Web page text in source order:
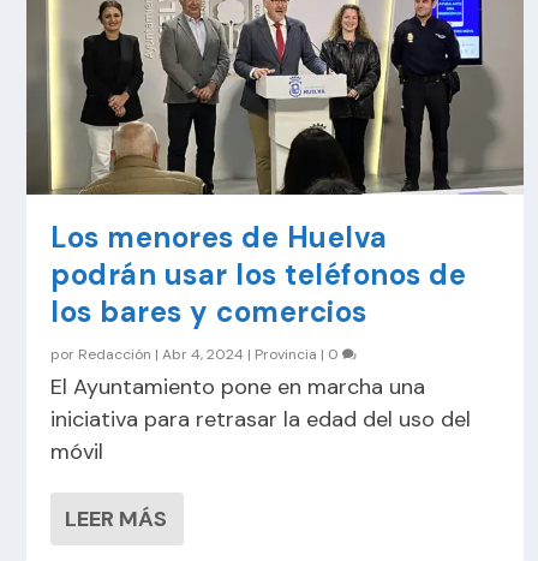
Los menores de Huelva
podrán usar los teléfonos de
los bares y comercios
por Redacción |Abr 4, 2024 | Provincia | 0
El Ayuntamiento pone en marcha una
iniciativa para retrasar la edad del uso del
móvil
LEER MÁS